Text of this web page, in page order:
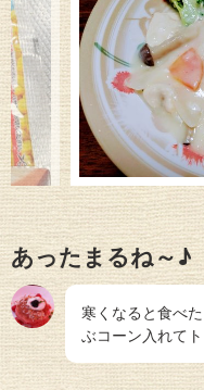
あったまるね～♪
寒くなると食べ
ぶコーン入れて